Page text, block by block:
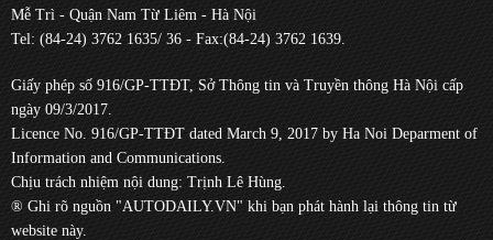
Mễ Trì - Quận Nam Từ Liêm - Hà Nội
Tel: (84-24) 3762 1635/ 36 - Fax:(84-24) 3762 1639.
Giấy phép số 916/GP-TTĐT, Sở Thông tin và Truyền thông Hà Nội cấp
ngày 09/3/2017.
Licence No. 916/GP-TTĐT dated March 9, 2017 by Ha Noi Deparment of
Information and Communications.
Chịu trách nhiệm nội dung: Trịnh Lê Hùng.
® Ghi rõ nguồn "AUTODAILY.VN" khi bạn phát hành lại thông tin từ
website này.